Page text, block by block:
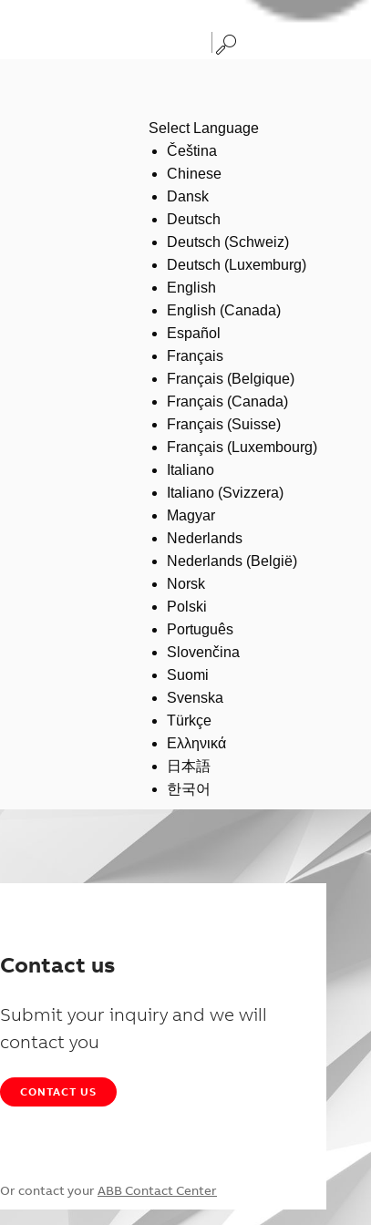
Select Language
Čeština
Chinese
Dansk
Deutsch
Deutsch (Schweiz)
Deutsch (Luxemburg)
English
English (Canada)
Español
Français
Français (Belgique)
Français (Canada)
Français (Suisse)
Français (Luxembourg)
Italiano
Italiano (Svizzera)
Magyar
Nederlands
Nederlands (België)
Norsk
Polski
Português
Slovenčina
Suomi
Svenska
Türkçe
Ελληνικά
日本語
한국어
Contact us
Submit your inquiry and we will
contact you
CONTACT US
Or contact your ABB Contact Center